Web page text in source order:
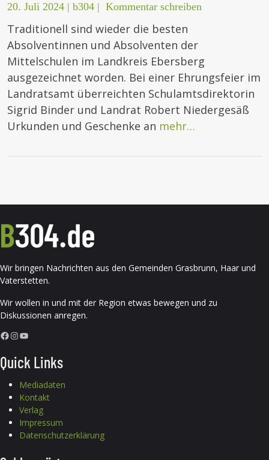
20. Juli 2024 | b304 | Kommentar schreiben
Traditionell sind wieder die besten
Absolventinnen und Absolventen der
Mittelschulen im Landkreis Ebersberg
ausgezeichnet worden. Bei einer Ehrungsfeier im
Landratsamt überreichten Schulamtsdirektorin
Sigrid Binder und Landrat Robert Niedergesäß
Urkunden und Geschenke an mehr…
Wir bringen Nachrichten aus den Gemeinden Grasbrunn, Haar und
Vaterstetten.
Wir wollen in und mit der Region etwas bewegen und zu
Diskussionen anregen.
Facebook InstagramYouTube
Quick Links
Mediadaten
Kontakt
Verlag
Impressum
Datenschutzerklärung